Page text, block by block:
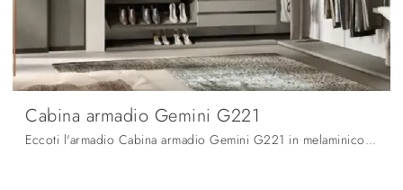
Cabina armadio Gemini G221
Eccoti l'armadio Cabina armadio Gemini G221 in melaminico di Moretti Compact Giorno Notte! Un ricco catalogo di armadi cabine armadio con ante ...